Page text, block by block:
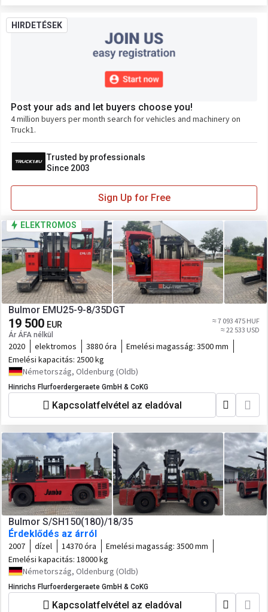
HIRDETÉSEK
Post your ads and let buyers choose you!
4 million buyers per month search for vehicles and machinery on
Truck1.
Trusted by professionals
Since 2003
Sign Up for Free
ELEKTROMOS
Bulmor EMU25-9-8/35DGT
19 500 EUR
Ár ÁFA nélkül
≈ 7 093 475 HUF
≈ 22 533 USD
2020 elektromos 3880 óra Emelési magasság: 3500 mm
Emelési kapacitás: 2500 kg
Németország, Oldenburg (Oldb)
Hinrichs Flurfoerdergeraete GmbH & CoKG
Kapcsolatfelvétel az eladóval
Bulmor S/SH150(180)/18/35
Érdeklődés az árról
2007 dízel 14370 óra Emelési magasság: 3500 mm
Emelési kapacitás: 18000 kg
Németország, Oldenburg (Oldb)
Hinrichs Flurfoerdergeraete GmbH & CoKG
Kapcsolatfelvétel az eladóval